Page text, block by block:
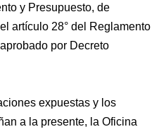
y Presupuesto, de
artículo 28° del Reglamento
por Decreto
expuestas y los
a la presente, la Oficina